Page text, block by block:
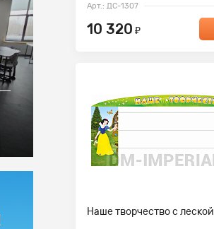
Арт.: ДС-1307
10 320 ₽
Наше творчество с леской